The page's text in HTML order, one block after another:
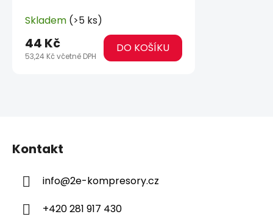
Skladem (>5 ks)
53,24 Kč včetně DPH
44 Kč DO KOŠÍKU
Kontakt
info@2e-kompresory.cz
+420 281 917 430